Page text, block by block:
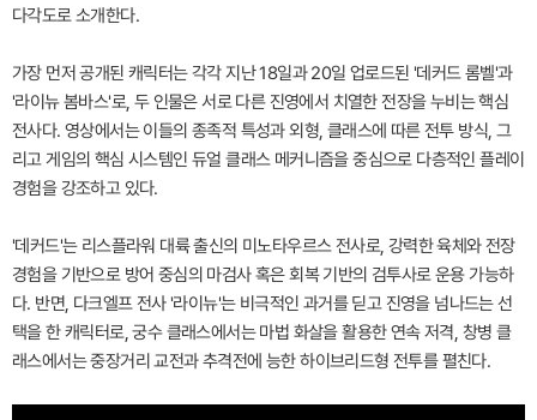
다각도로 소개한다.
가장 먼저 공개된 캐릭터는 각각 지난 18일과 20일 업로드된 '데커드 롬벨'과
'라이뉴 봄바스'로, 두 인물은 서로 다른 진영에서 치열한 전장을 누비는 핵심
전사다. 영상에서는 이들의 종족적 특성과 외형, 클래스에 따른 전투 방식, 그
리고 게임의 핵심 시스템인 듀얼 클래스 메커니즘을 중심으로 다층적인 플레이
경험을 강조하고 있다.
'데커드'는 리스플라워 대륙 출신의 미노타우르스 전사로, 강력한 육체와 전장
경험을 기반으로 방어 중심의 마검사 혹은 회복 기반의 검투사로 운용 가능하
다. 반면, 다크엘프 전사 '라이뉴'는 비극적인 과거를 딛고 진영을 넘나드는 선
택을 한 캐릭터로, 궁수 클래스에서는 마법 화살을 활용한 연속 저격, 창병 클
래스에서는 중장거리 교전과 추격전에 능한 하이브리드형 전투를 펼친다.